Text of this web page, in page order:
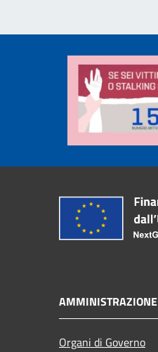
AMMINISTRAZIONE
Organi di Governo